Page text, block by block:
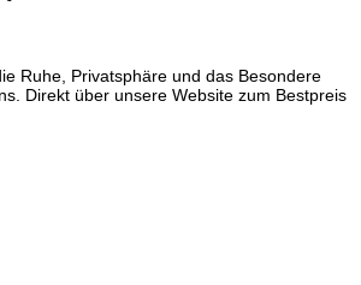
Ruhe, Privatsphäre und das Besondere
Direkt über unsere Website zum Bestpreis